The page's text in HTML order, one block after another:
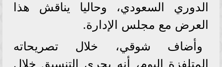
الدوري السعودي، وحاليا يناقش هذا
العرض مع مجلس الإدارة.
وأضاف شوقي، خلال تصريحاته
المتلفزة اليوم، أنه يجرى التنسيق خلال